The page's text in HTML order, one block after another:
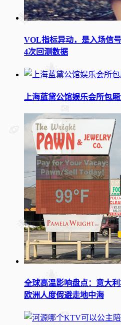
VOL指标异动，是入场信
4次回测数据
上海蓝黛公馆娱乐会所包
全球高温影响盘点：意大利
欧洲人度假避走地中海